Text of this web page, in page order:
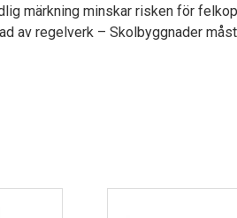
märkning minskar risken för
av regelverk – Skolbyggnader